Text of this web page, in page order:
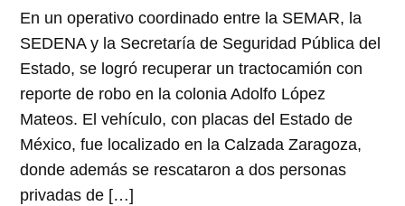
En un operativo coordinado entre la SEMAR, la
SEDENA y la Secretaría de Seguridad Pública del
Estado, se logró recuperar un tractocamión con
reporte de robo en la colonia Adolfo López
Mateos. El vehículo, con placas del Estado de
México, fue localizado en la Calzada Zaragoza,
donde además se rescataron a dos personas
privadas de […]